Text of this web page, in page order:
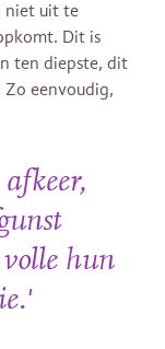
niet uit te
Dit is
ten diepste, dit
eenvoudig,
hun